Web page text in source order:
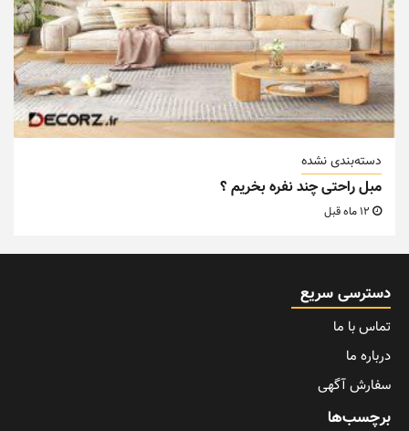
دسته‌بندی نشده
مبل راحتی چند نفره بخریم ؟
دسترسی سریع
تماس با ما
درباره ما
سفارش آگهی
برچسب‌ها